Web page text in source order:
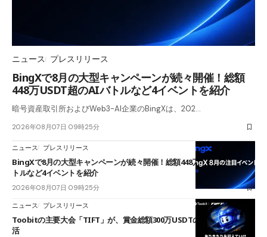
ニュース プレスリリース
BingXで8月の大型キャンペーンが続々開催！総額
448万USDT超のAIバトルなど4イベントを紹介
暗号資産取引所およびWeb3-AI企業のBingXは、202…
2026年08月07日 09時25分
ニュース プレスリリース
BingXで8月の大型キャンペーンが続々開催！総額448万USDT超のAIバ
トルなど4イベントを紹介
2026年08月07日 09時25分
ニュース プレスリリース
Toobitの主要大会「TIFT」が、賞金総額300万USDTのレースとして復
活